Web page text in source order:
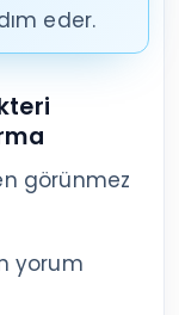
eder.
görünmez
yorum